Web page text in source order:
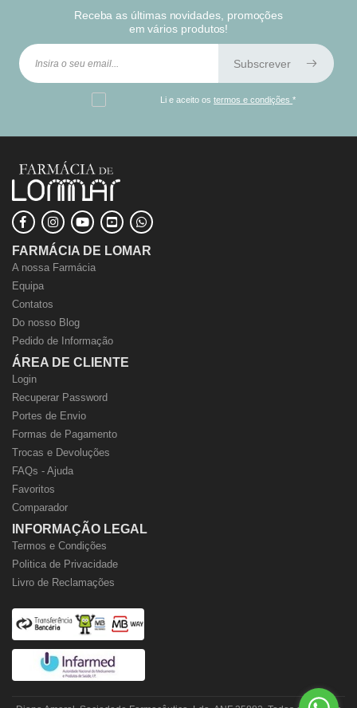
Receba as últimas novidades, promoções
em vários produtos!
Subscrever
Li e aceito ostermos e condições*
FARMÁCIA DE LOMAR
A nossa Farmácia
Equipa
Contatos
Do nosso Blog
Pedido de Informação
ÁREA DE CLIENTE
Login
Recuperar Password
Portes de Envio
Formas de Pagamento
Trocas e Devoluções
FAQs - Ajuda
Favoritos
Comparador
INFORMAÇÃO LEGAL
Termos e Condições
Politica de Privacidade
Livro de Reclamações